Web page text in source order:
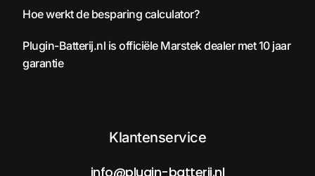
Hoe werkt de besparing calculator?
Plugin-Batterij.nl is officiële Marstek dealer met 10 jaar
garantie
Klantenservice
info@plugin-batterij.nl